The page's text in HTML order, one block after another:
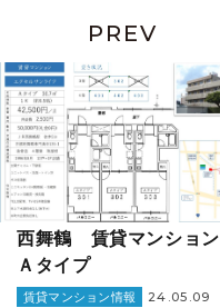
PREV
西舞鶴 賃貸マンション
Ａタイプ
賃貸マンション情報 24.05.09